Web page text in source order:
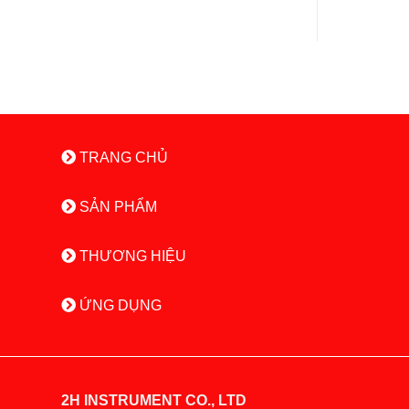
TRANG CHỦ
SẢN PHẨM
THƯƠNG HIỆU
ỨNG DỤNG
2H INSTRUMENT CO., LTD